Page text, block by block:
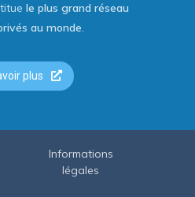
le plus grand réseau
au monde.
plus
Informations
légales